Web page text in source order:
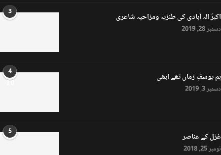
3 اکبرؔ الہ آبادی کی طنزیہ ومزاحیہ شاعری
دسمبر 28, 2019
4
8.0 ہم یوسفِ زماں تھے ابھی
دسمبر 3, 2019
5 غزل کے عناصر
نومبر 25, 2018